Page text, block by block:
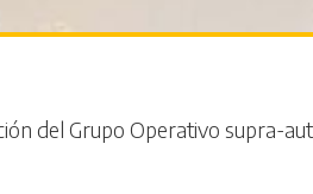
del Grupo Operativo supra-